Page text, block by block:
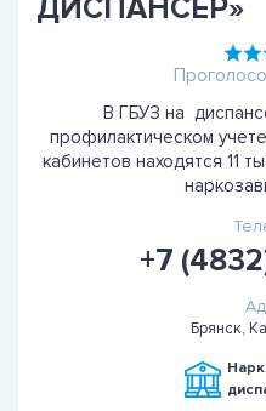
ДИСПАНСЕР»
В ГБУЗ на
профилактическом
кабинетов находятся 11
+7
Брянск,